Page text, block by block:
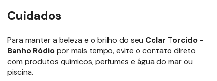
Cuidados
Para manter a beleza e o brilho do seu Colar Torcido -
Banho Ródiopor mais tempo, evite o contato direto
com produtos químicos, perfumes e água do mar ou
piscina.